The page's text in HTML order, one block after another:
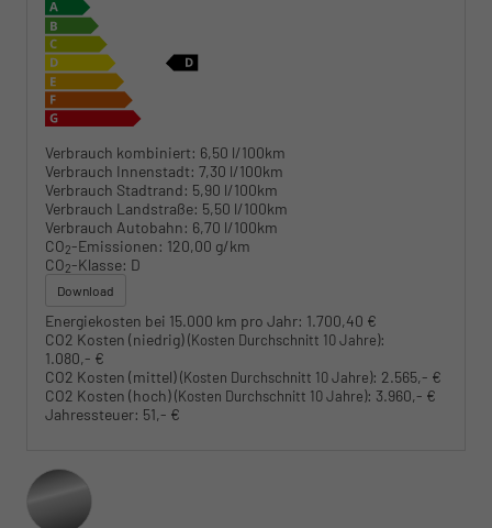
Verbrauch kombiniert: 6,50 l/100km
Verbrauch Innenstadt: 7,30 l/100km
Verbrauch Stadtrand: 5,90 l/100km
Verbrauch Landstraße: 5,50 l/100km
Verbrauch Autobahn: 6,70 l/100km
CO2-Emissionen: 120,00 g/km
CO2-Klasse: D
Download
Energiekosten bei 15.000 km pro Jahr: 1.700,40 €
CO2 Kosten (niedrig)(Kosten Durchschnitt 10 Jahre):
1.080,- €
CO2 Kosten (mittel)(Kosten Durchschnitt 10 Jahre): 2.565,- €
CO2 Kosten (hoch)(Kosten Durchschnitt 10 Jahre): 3.960,- €
Jahressteuer: 51,- €